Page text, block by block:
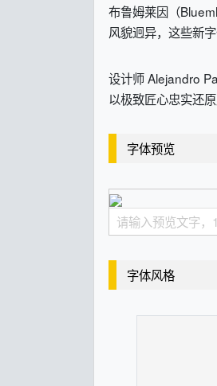
布鲁姆莱因（
风貌迥异，这些新
设计师 Alejandro
以极致匠心忠实还
字体预览
字体风格